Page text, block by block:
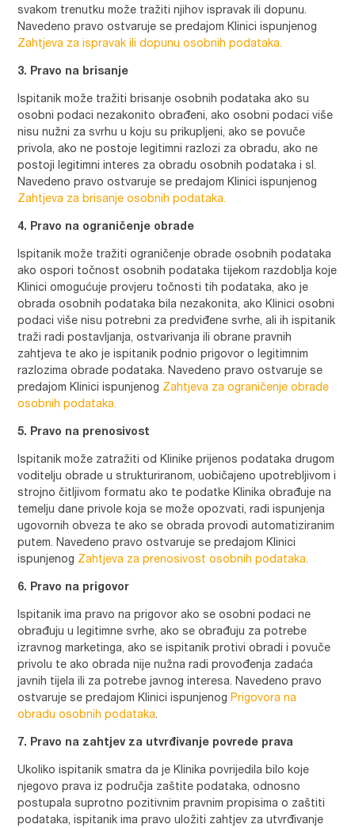
svakom trenutku može tražiti njihov ispravak ili dopunu.
Navedeno pravo ostvaruje se predajom Klinici ispunjenog
Zahtjeva za ispravak ili dopunu osobnih podataka.
3. Pravo na brisanje
Ispitanik može tražiti brisanje osobnih podataka ako su
osobni podaci nezakonito obrađeni, ako osobni podaci više
nisu nužni za svrhu u koju su prikupljeni, ako se povuče
privola, ako ne postoje legitimni razlozi za obradu, ako ne
postoji legitimni interes za obradu osobnih podataka i sl.
Navedeno pravo ostvaruje se predajom Klinici ispunjenog
Zahtjeva za brisanje osobnih podataka.
4. Pravo na ograničenje obrade
Ispitanik može tražiti ograničenje obrade osobnih podataka
ako ospori točnost osobnih podataka tijekom razdoblja koje
Klinici omogućuje provjeru točnosti tih podataka, ako je
obrada osobnih podataka bila nezakonita, ako Klinici osobni
podaci više nisu potrebni za predviđene svrhe, ali ih ispitanik
traži radi postavljanja, ostvarivanja ili obrane pravnih
zahtjeva te ako je ispitanik podnio prigovor o legitimnim
razlozima obrade podataka. Navedeno pravo ostvaruje se
predajom Klinici ispunjenog Zahtjeva za ograničenje obrade
osobnih podataka.
5. Pravo na prenosivost
Ispitanik može zatražiti od Klinike prijenos podataka drugom
voditelju obrade u strukturiranom, uobičajeno upotrebljivom i
strojno čitljivom formatu ako te podatke Klinika obrađuje na
temelju dane privole koja se može opozvati, radi ispunjenja
ugovornih obveza te ako se obrada provodi automatiziranim
putem. Navedeno pravo ostvaruje se predajom Klinici
ispunjenog Zahtjeva za prenosivost osobnih podataka.
6. Pravo na prigovor
Ispitanik ima pravo na prigovor ako se osobni podaci ne
obrađuju u legitimne svrhe, ako se obrađuju za potrebe
izravnog marketinga, ako se ispitanik protivi obradi i povuče
privolu te ako obrada nije nužna radi provođenja zadaća
javnih tijela ili za potrebe javnog interesa. Navedeno pravo
ostvaruje se predajom Klinici ispunjenogPrigovora na
obradu osobnih podataka.
7. Pravo na zahtjev za utvrđivanje povrede prava
Ukoliko ispitanik smatra da je Klinika povrijedila bilo koje
njegovo prava iz područja zaštite podataka, odnosno
postupala suprotno pozitivnim pravnim propisima o zaštiti
podataka, ispitanik ima pravo uložiti zahtjev za utvrđivanje